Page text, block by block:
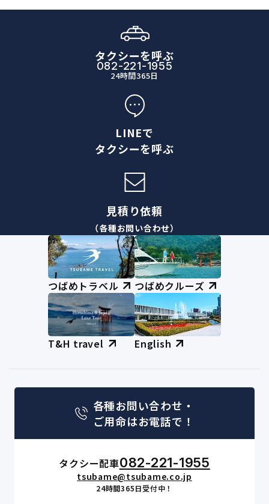
タクシーを呼ぶ
082-221-1955
24時間365日
LINEで
タクシーを呼ぶ
見積り依頼
（各種お問い合わせ）
つばめトラベル つばめクルーズ
T&H travel English
各種お問い合わせ・
ご用命はお電話で！
タクシー配車082-221-1955
tsubame@tsubame.co.jp
24時間365日受付中！